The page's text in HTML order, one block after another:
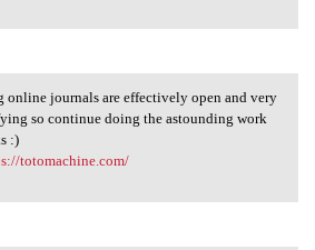
journals are
online journals are effectively open and very
so continue doing the astounding work
:)
totomachine.com/